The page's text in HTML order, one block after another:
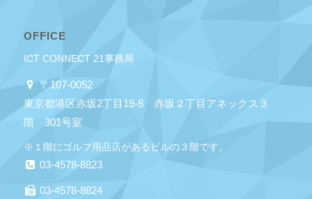
OFFICE
ICT CONNECT 21事務局
〒107-0052
東京都港区赤坂2丁目19-8 赤坂２丁目アネックス３
階 301号室
※１階にゴルフ用品店があるビルの３階です。
03-4578-8823
03-4578-8824